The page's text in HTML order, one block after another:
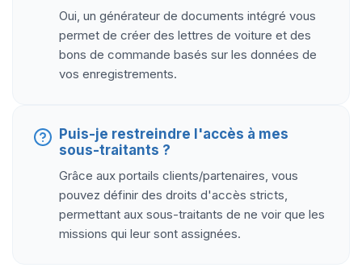
Oui, un générateur de documents intégré vous
permet de créer des lettres de voiture et des
bons de commande basés sur les données de
vos enregistrements.
Puis-je restreindre l'accès à mes
sous-traitants ?
Grâce aux portails clients/partenaires, vous
pouvez définir des droits d'accès stricts,
permettant aux sous-traitants de ne voir que les
missions qui leur sont assignées.